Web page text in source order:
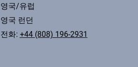
영국/유럽
영국 런던
전화: +44 (808) 196-2931